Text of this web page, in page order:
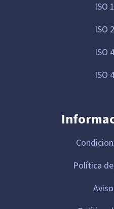
ISO
ISO
ISO
ISO
Política